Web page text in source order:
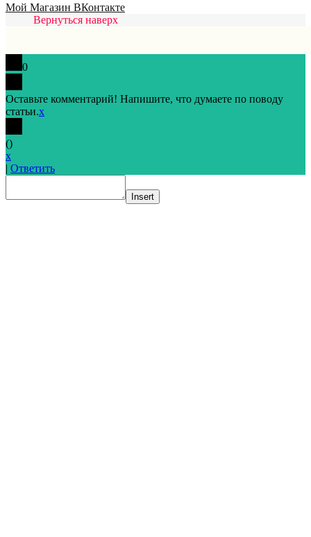
Мой Магазин ВКонтакте
Вернуться наверх
0
Оставьте комментарий! Напишите, что думаете по поводу
статьи.x
()
x
| Ответить
Insert